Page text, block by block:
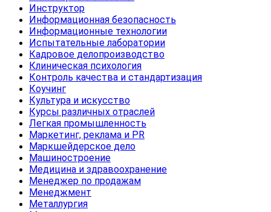
Инструктор
Информационная безопасность
Информационные технологии
Испытательные лаборатории
Кадровое делопроизводство
Клиническая психология
Контроль качества и стандартизация
Коучинг
Культура и искусство
Курсы различных отраслей
Легкая промышленность
Маркетинг, реклама и PR
Маркшейдерское дело
Машиностроение
Медицина и здравоохранение
Менеджер по продажам
Менеджмент
Металлургия